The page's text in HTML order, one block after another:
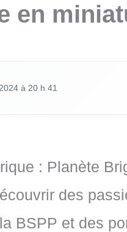
en
à 20 h 41
: Planète
des
BSPP et des